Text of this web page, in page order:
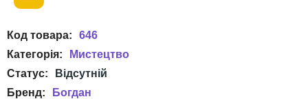
646
Мистецтво
Богдан